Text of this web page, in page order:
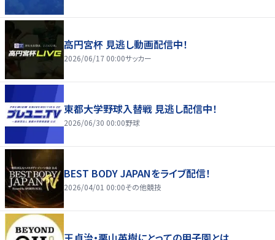
高円宮杯 見逃し動画配信中！
2026/06/17 00:00サッカー
東都大学野球入替戦 見逃し配信中！
2026/06/30 00:00野球
BEST BODY JAPANをライブ配信！
2026/04/01 00:00その他競技